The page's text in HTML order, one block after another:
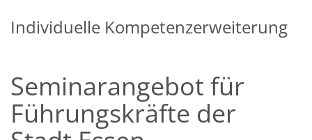
Individuelle Kompetenzerweiterung
Seminarangebot für
Führungskräfte der